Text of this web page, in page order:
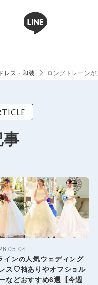
レス・和装 ロングトレーン
事
インの人気ウェディング
ス♡袖ありやオフショル
などおすすめ6選【今週